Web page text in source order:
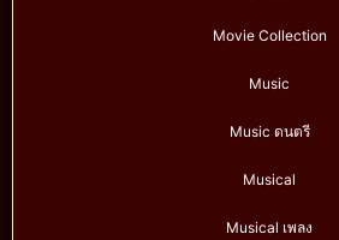
Movie Collection
Music
Music ดนตรี
Musical
Musical เพลง